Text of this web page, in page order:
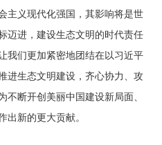
主义现代化强国，其影响将是世
迈进，建设生态文明的时代责任
我们更加紧密地团结在以习近平
进生态文明建设，齐心协力、攻
不断开创美丽中国建设新局面、
出新的更大贡献。